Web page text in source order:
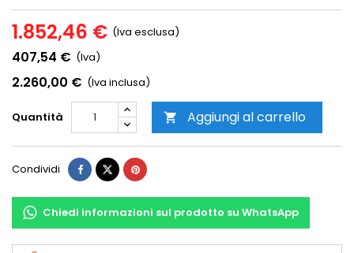
1.852,46 € (Iva esclusa)
407,54 € (Iva)
2.260,00 € (Iva inclusa)
Quantità  Aggiungi al carrello
Condividi
Chiedi informazioni sul prodotto su WhatsApp